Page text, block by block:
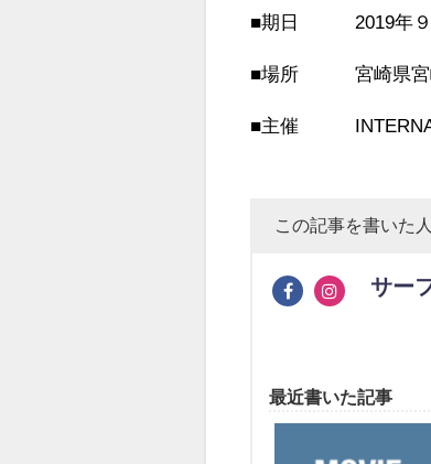
■期日 2019年９
■場所 宮崎県宮
■主催
この記事を書いた人
サー
最近書いた記事